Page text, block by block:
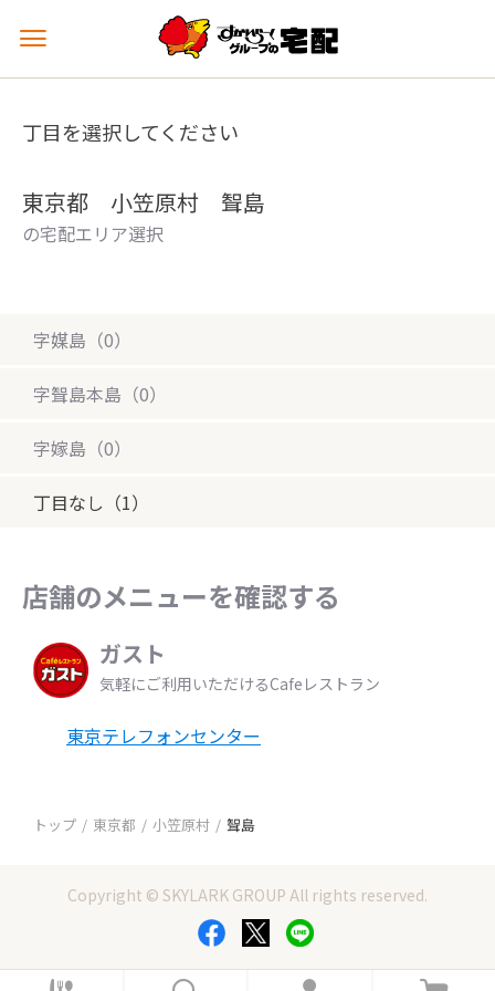
メ
ュ
を
丁目を選択してください
東京都 小笠原村 聟島
の宅配エリア選択
字媒島（0）
字聟島本島（0）
字嫁島（0）
丁目なし（1）
店舗のメニューを確認する
ガスト
気軽にご利用いただけるCafeレストラン
東京テレフォンセンター
トップ 東京都 小笠原村 聟島
Copyright © SKYLARK GROUP All rights reserved.